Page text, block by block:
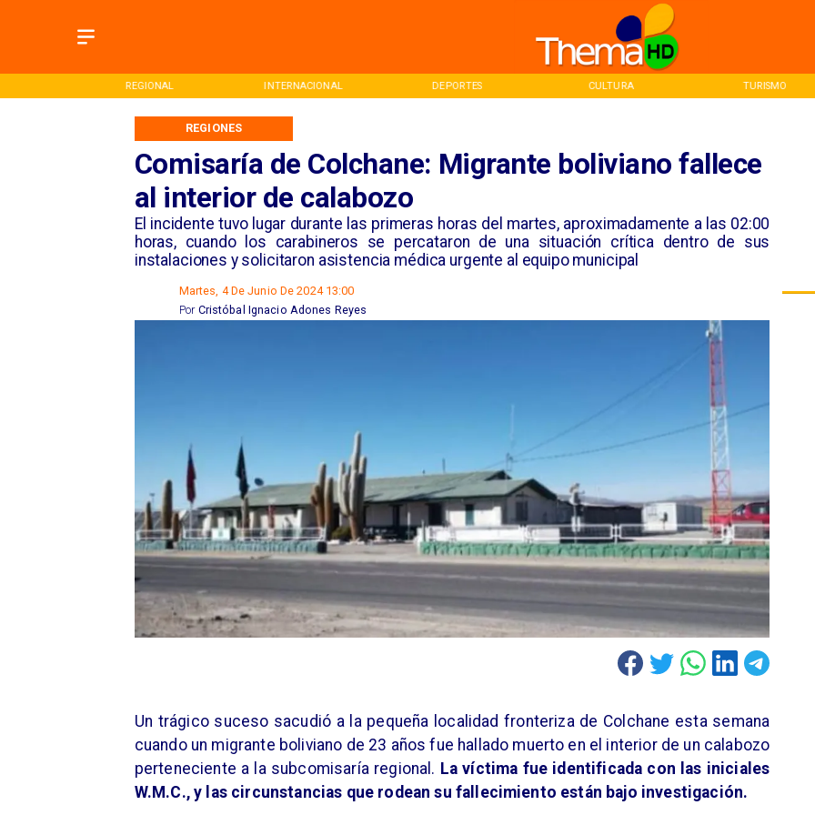
INTERNACIONAL DEPORTES CULTURA TURISMO INICIO
Comisaría de Colchane: Migrante boliviano fallece
al interior de calabozo
​El incidente tuvo lugar durante las primeras horas del martes, aproximadamente a las 02:00
horas, cuando los carabineros se percataron de una situación crítica dentro de sus
instalaciones y solicitaron asistencia médica urgente al equipo municipal
REGIONES
Martes, 4 De Junio De 2024 13:00
Cristóbal Ignacio Adones Reyes
Por
Un trágico suceso sacudió a la pequeña localidad fronteriza de Colchane esta semana
cuando un migrante boliviano de 23 años fue hallado muerto en el interior de un calabozo
perteneciente a la subcomisaría regional. La víctima fue identificada con las iniciales
W.M.C., y las circunstancias que rodean su fallecimiento están bajo investigación.